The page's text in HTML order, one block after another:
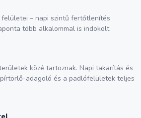
– napi szintű fertőtlenítés
több alkalommal is indokolt.
közé tartoznak. Napi takarítás és
adagoló és a padlófelületek teljes